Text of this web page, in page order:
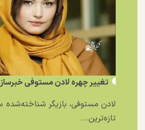
تغییر چهره لادن مستوفی
لادن مستوفی، بازیگر شناخته‌شده
تازه‌ترین...